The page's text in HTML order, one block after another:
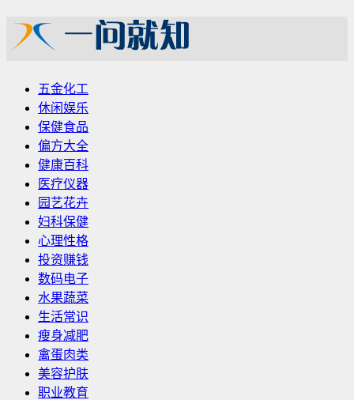
五金化工
休闲娱乐
保健食品
偏方大全
健康百科
医疗仪器
园艺花卉
妇科保健
心理性格
投资赚钱
数码电子
水果蔬菜
生活常识
瘦身减肥
禽蛋肉类
美容护肤
职业教育